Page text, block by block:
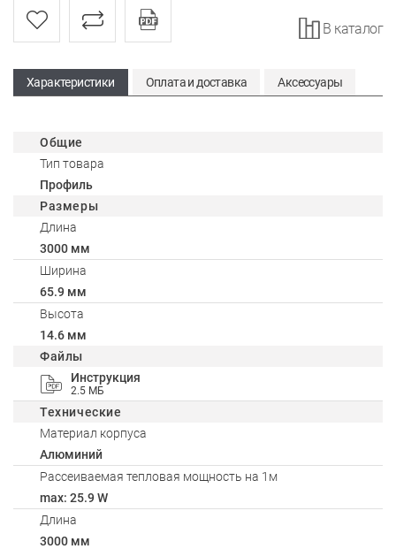
В каталог
Характеристики Оплата и доставка Аксессуары
Общие
Тип товара
Профиль
Размеры
Длина
3000 мм
Ширина
65.9 мм
Высота
14.6 мм
Файлы
Инструкция
2.5 МБ
Технические
Материал корпуса
Алюминий
Рассеиваемая тепловая мощность на 1м
max: 25.9 W
Длина
3000 мм